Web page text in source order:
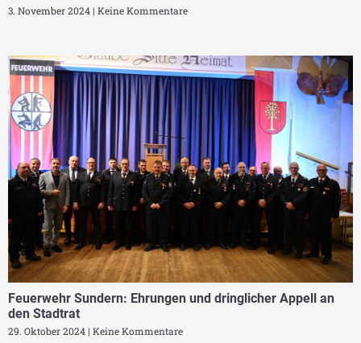
3. November 2024 Keine Kommentare
Feuerwehr Sundern: Ehrungen und dringlicher Appell an
den Stadtrat
29. Oktober 2024 Keine Kommentare